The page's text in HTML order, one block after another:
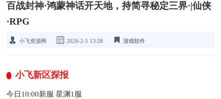
百战封神·鸿蒙神话开天地，持简寻秘定三界·|仙侠
·RPG
小飞资源网 2026-2-5 13:28 游戏软件
小飞新区探报
今日10:00新服 星渊1服